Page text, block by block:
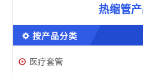
热缩管
按产品分类
医疗套管